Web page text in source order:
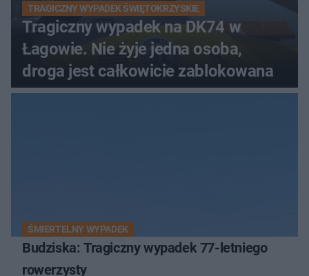
TRAGICZNY WYPADEK ŚWIĘTOKRZYSKIE
Tragiczny wypadek na DK74 w
Łagowie. Nie żyje jedna osoba,
droga jest całkowicie zablokowana
ŚMIERTELNY WYPADEK
Budziska: Tragiczny wypadek 77-letniego
rowerzysty